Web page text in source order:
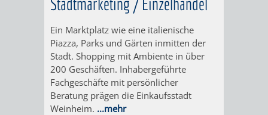
IMOLALUTHERSTADT
EISLEBEN
RAMATVARCES
EINRICHTUNGEN
Ein Marktplatz wie eine italienische
Piazza, Parks und Gärten inmitten der
Stadt. Shopping mit Ambiente in über
200 Geschäften. Inhabergeführte
Fachgeschäfte mit persönlicher
Beratung prägen die Einkaufsstadt
Weinheim. ...mehr